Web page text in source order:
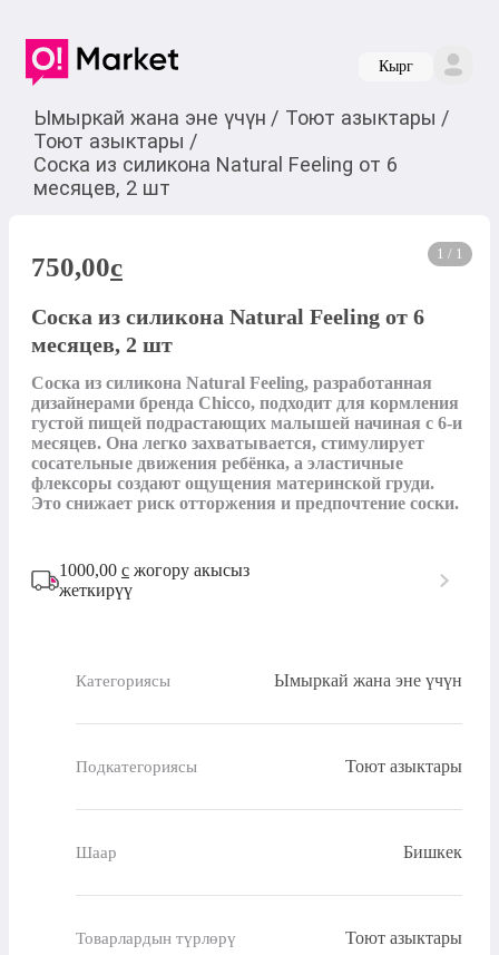
Кырг
Ымыркай жана эне үчүн / Тоют азыктары /
Тоют азыктары /
Соска из силикона Natural Feeling от 6
месяцев, 2 шт
1 / 1
750,00c
Соска из силикона Natural Feeling от 6
месяцев, 2 шт
Соска из силикона Natural Feeling, разработанная
дизайнерами бренда Chicco, подходит для кормления
густой пищей подрастающих малышей начиная с 6-и
месяцев. Она легко захватывается, стимулирует
сосательные движения ребёнка, а эластичные
флексоры создают ощущения материнской груди.
Это снижает риск отторжения и предпочтение соски.
1000,00 с жогору акысыз
жеткирүү
Категориясы Ымыркай жана эне үчүн
Подкатегориясы Тоют азыктары
Шаар Бишкек
Товарлардын түрлөрү Тоют азыктары